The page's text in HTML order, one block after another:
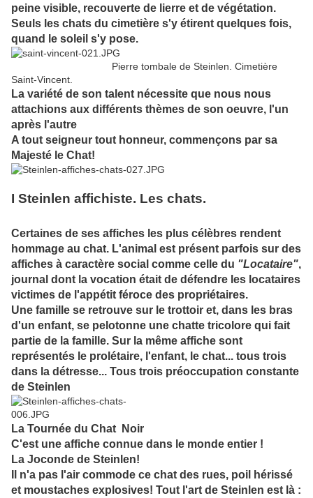
peine visible, recouverte de lierre et de végétation.
Seuls les chats du cimetière s'y étirent quelques fois,
quand le soleil s'y pose.
Pierre tombale de Steinlen. Cimetière
Saint-Vincent.
La variété de son talent nécessite que nous nous
attachions aux différents thèmes de son oeuvre, l'un
après l'autre
A tout seigneur tout honneur, commençons par sa
Majesté le Chat!
I Steinlen affichiste. Les chats.
Certaines de ses affiches les plus célèbres rendent
hommage au chat. L'animal est présent parfois sur des
affiches à caractère social comme celle du "Locataire",
journal dont la vocation était de défendre les locataires
victimes de l'appétit féroce des propriétaires.
Une famille se retrouve sur le trottoir et, dans les bras
d'un enfant, se pelotonne une chatte tricolore qui fait
partie de la famille. Sur la même affiche sont
représentés le prolétaire, l'enfant, le chat... tous trois
dans la détresse... Tous trois préoccupation constante
de Steinlen
La Tournée du Chat Noir
C'est une affiche connue dans le monde entier !
La Joconde de Steinlen!
Il n'a pas l'air commode ce chat des rues, poil hérissé
et moustaches explosives! Tout l'art de Steinlen est là :